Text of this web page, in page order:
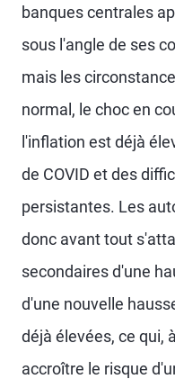
banques centrales
sous l'angle de ses
mais les
normal, le choc en
l'inflation est déjà
de COVID et des
persistantes. Les
donc avant tout
secondaires d'une
d'une nouvelle
déjà élevées, ce qui,
accroître le risque